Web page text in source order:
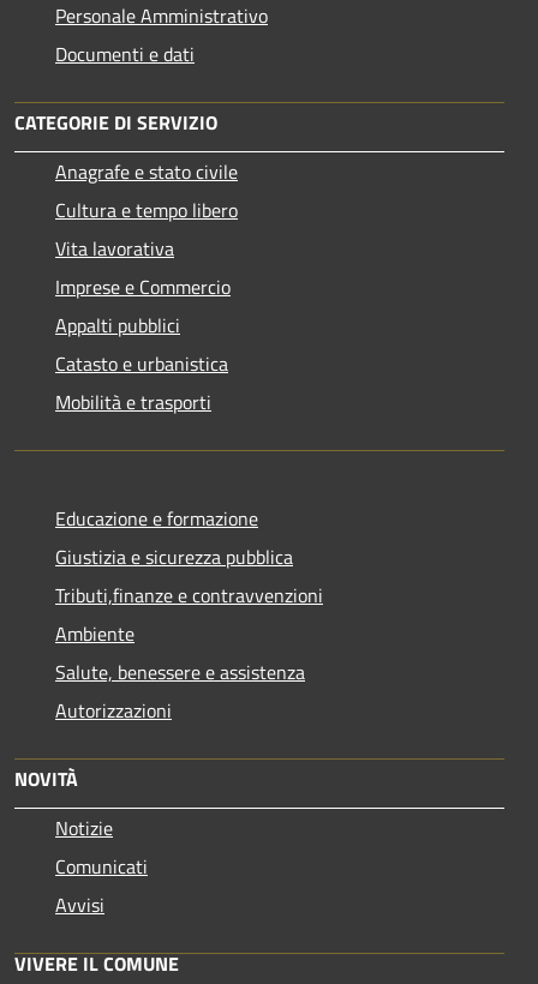
Personale Amministrativo
Documenti e dati
CATEGORIE DI SERVIZIO
Anagrafe e stato civile
Cultura e tempo libero
Vita lavorativa
Imprese e Commercio
Appalti pubblici
Catasto e urbanistica
Mobilità e trasporti
Educazione e formazione
Giustizia e sicurezza pubblica
Tributi,finanze e contravvenzioni
Ambiente
Salute, benessere e assistenza
Autorizzazioni
NOVITÀ
Notizie
Comunicati
Avvisi
VIVERE IL COMUNE